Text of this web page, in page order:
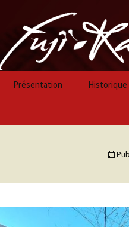
Présentation Historique